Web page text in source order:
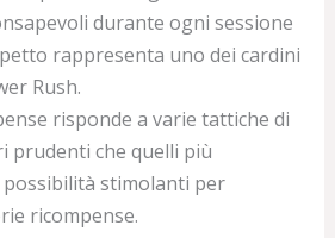
durante ogni sessione
rappresenta uno dei cardini
Rush.
risponde a varie tattiche di
prudenti che quelli più
stimolanti per
ricompense.